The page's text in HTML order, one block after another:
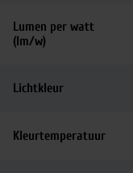
Lumen per watt
(lm/w)
Lichtkleur
Kleurtemperatuur